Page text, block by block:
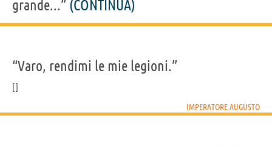
grande...” (CONTINUA)
“Varo, rendimi le mie legioni.”
IMPERATORE AUGUSTO